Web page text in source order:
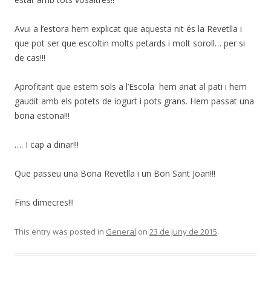
Avui a l’estora hem explicat que aquesta nit és la Revetlla i
que pot ser que escoltin molts petards i molt soroll… per si
de cas!!!
Aprofitant que estem sols a l’Escola hem anat al pati i hem
gaudit amb els potets de iogurt i pots grans. Hem passat una
bona estona!!!
…. I cap a dinar!!!
Que passeu una Bona Revetlla i un Bon Sant Joan!!!
Fins dimecres!!!
This entry was posted in General on 23 de juny de 2015.